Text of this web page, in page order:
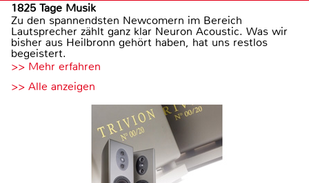
1825 Tage Musik
Zu den spannendsten Newcomern im Bereich
Lautsprecher zählt ganz klar Neuron Acoustic. Was wir
bisher aus Heilbronn gehört haben, hat uns restlos
begeistert.
>> Mehr erfahren
>> Alle anzeigen